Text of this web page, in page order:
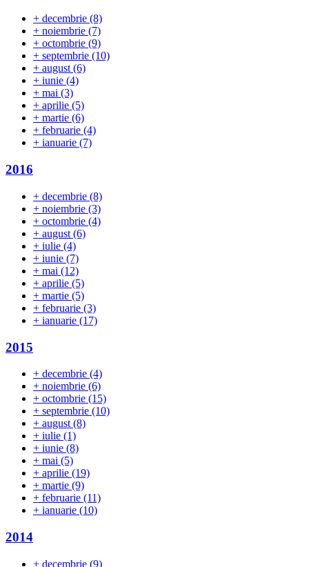
+ decembrie (8)
+ noiembrie (7)
+ octombrie (9)
+ septembrie (10)
+ august (6)
+ iunie (4)
+ mai (3)
+ aprilie (5)
+ martie (6)
+ februarie (4)
+ ianuarie (7)
2016
+ decembrie (8)
+ noiembrie (3)
+ octombrie (4)
+ august (6)
+ iulie (4)
+ iunie (7)
+ mai (12)
+ aprilie (5)
+ martie (5)
+ februarie (3)
+ ianuarie (17)
2015
+ decembrie (4)
+ noiembrie (6)
+ octombrie (15)
+ septembrie (10)
+ august (8)
+ iulie (1)
+ iunie (8)
+ mai (5)
+ aprilie (19)
+ martie (9)
+ februarie (11)
+ ianuarie (10)
2014
+ decembrie (9)